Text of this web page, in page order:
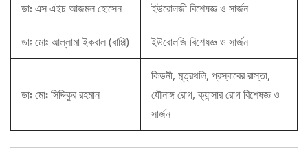
ডাঃ এস এইচ আজমল হোসেন ইউরোলজী বিশেষজ্ঞ ও সার্জন
ডাঃ মোঃ আল্লামা ইকবাল (বাপ্পি) ইউরোলজি বিশেষজ্ঞ ও সার্জন
ডাঃ মোঃ সিদ্দিকুর রহমান
কিডনী, মূত্রথলি, প্রস্বাবের রাস্তা,
যৌনাঙ্গ রোগ, ক্যান্সার রোগ বিশেষজ্ঞ ও
সার্জন